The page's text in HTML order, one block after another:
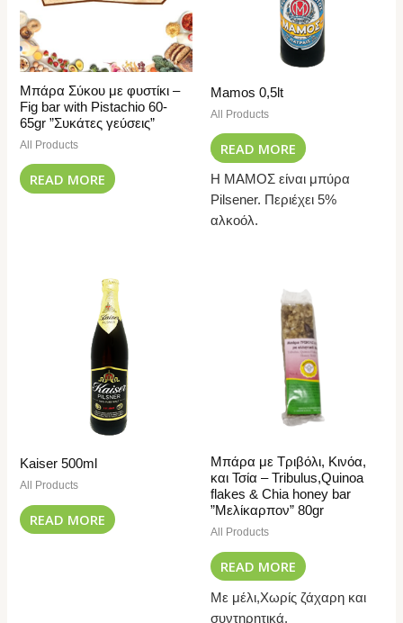
Μπάρα Σύκου με φυστίκι –
Fig bar with Pistachio 60-
65gr ”Συκάτες γεύσεις”
All Products
READ MORE
Mamos 0,5lt
All Products
READ MORE
Η ΜΑΜΟΣ είναι μπύρα
Pilsener. Περιέχει 5%
αλκοόλ.
Kaiser 500ml
All Products
READ MORE
Μπάρα με Τριβόλι, Κινόα,
και Τσία – Tribulus,Quinoa
flakes & Chia honey bar
”Μελίκαρπον” 80gr
All Products
READ MORE
Με μέλι,Χωρίς ζάχαρη και
συντηρητικά.